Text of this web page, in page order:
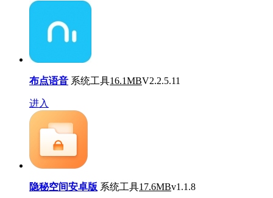
布点语音 系统工具16.1MBV2.2.5.11
进入
隐秘空间安卓版 系统工具17.6MBv1.1.8